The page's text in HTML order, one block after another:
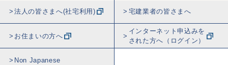
法人の皆さまへ(社宅利用) 宅建業者の皆さまへ
お住まいの方へ
インターネット申込みを
された方へ（ログイン）
Non Japanese